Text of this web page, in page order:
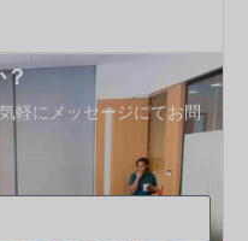
？
軽にメッセージにてお問